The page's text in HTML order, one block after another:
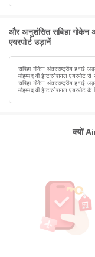
और अनुशंसित सबिहा गोकेन
एयरपोर्ट उड़ानें
सबिहा गोकेन अंतरराष्ट्रीय हवाई
मोहम्मद वी ईन्टरनेशनल एयरपोर्ट से
सबिहा गोकेन अंतरराष्ट्रीय हवाई
मोहम्मद वी ईन्टरनेशनल एयरपोर्ट के
क्यों